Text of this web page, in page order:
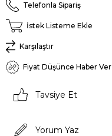
Telefonla Sipariş
İstek Listeme Ekle
Karşılaştır
Fiyat Düşünce Haber Ver
Tavsiye Et
Yorum Yaz